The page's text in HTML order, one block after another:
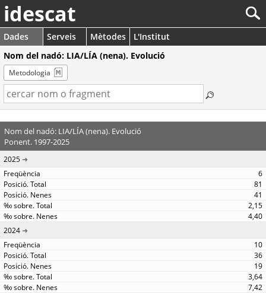
idescat
Dades Serveis Mètodes
L'Institut
Nom del nadó: LIA/LÍA (nena). Evolució
Metodologia
Nom del nadó: LIA/LÍA (nena). Evolució
Ponent. 1997-2025
2025
6
81
41
2,15
4,40
2024
10
36
19
3,64
7,42